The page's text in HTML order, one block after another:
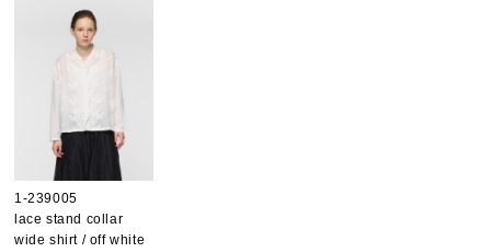
1-239005
lace stand collar
wide shirt / off white